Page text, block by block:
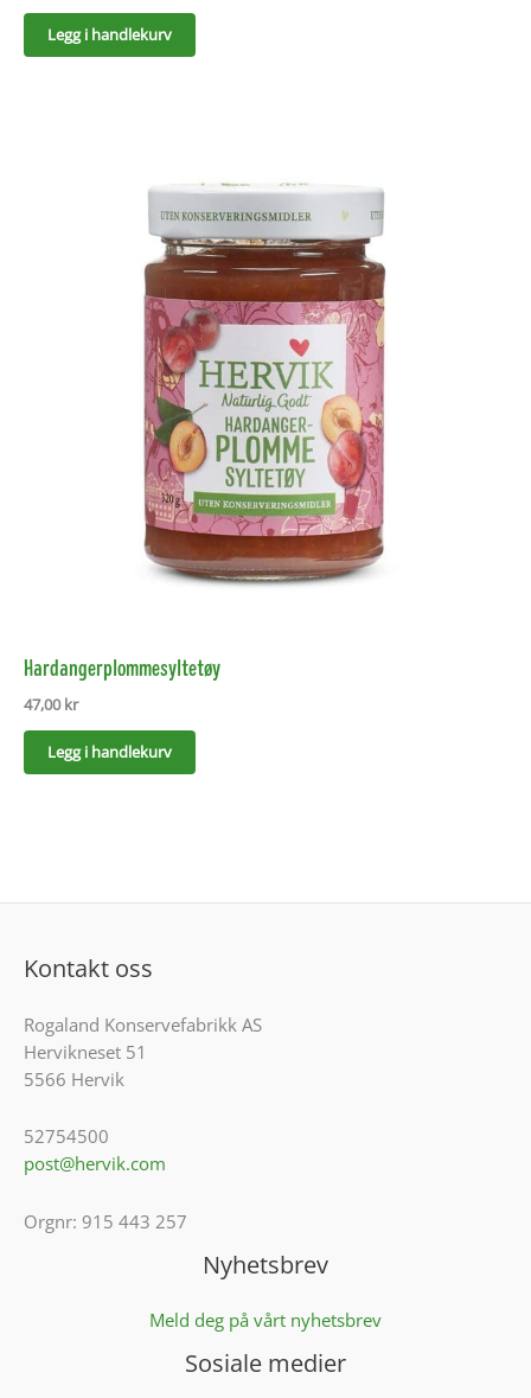
Legg i handlekurv
Hardangerplommesyltetøy
47,00kr
Legg i handlekurv
Kontakt oss
Rogaland Konservefabrikk AS
Hervikneset 51
5566 Hervik
52754500
post@hervik.com
Orgnr: 915 443 257
Nyhetsbrev
Meld deg på vårt nyhetsbrev
Sosiale medier